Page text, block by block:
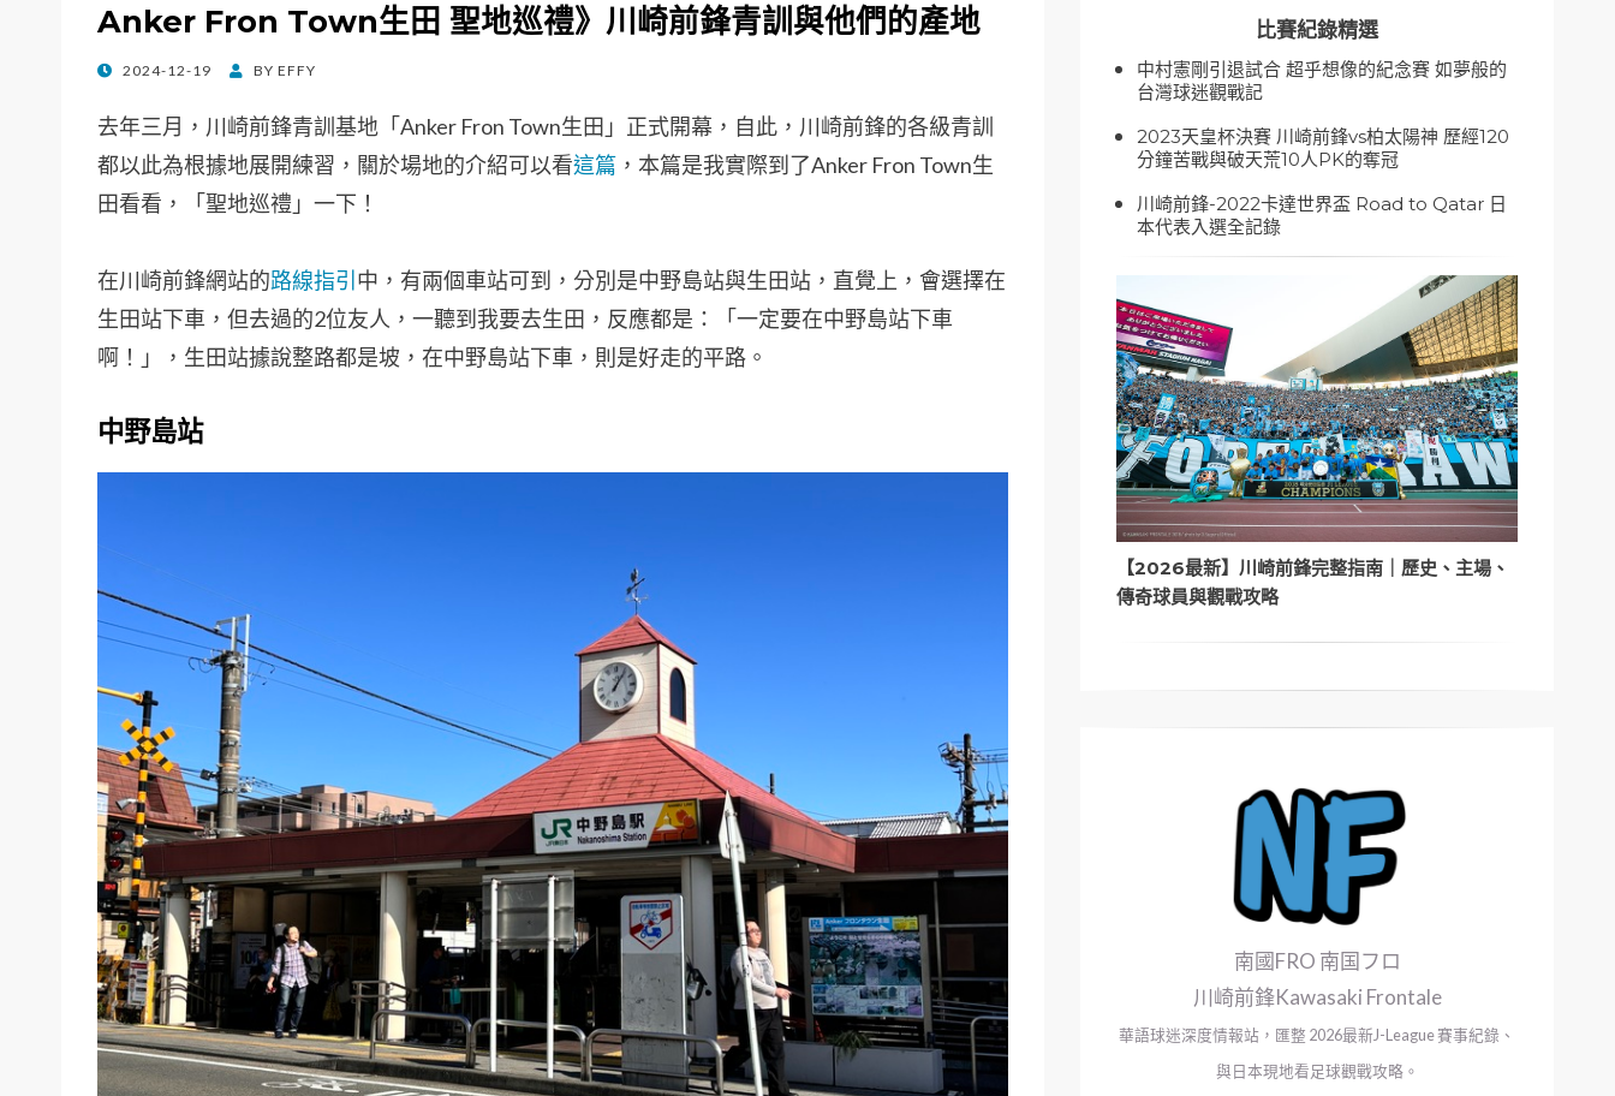
Anker Fron Town生田 聖地巡禮》川崎前鋒青訓與他們的產地
POSTED
2024-12-19 BY EFFY
去年三月，川崎前鋒青訓基地「Anker Fron Town生田」正式開幕，自此，川崎前鋒的各級青訓
都以此為根據地展開練習，關於場地的介紹可以看這篇 ，本篇是我實際到了Anker Fron Town生
田看看，「聖地巡禮」一下！
在川崎前鋒網站的路線指引中，有兩個車站可到，分別是中野島站與生田站，直覺上，會選擇在
生田站下車，但去過的2位友人，一聽到我要去生田，反應都是：「一定要在中野島站下車
啊！」，生田站據說整路都是坡，在中野島站下車，則是好走的平路。
中野島站
比賽紀錄精選
中村憲剛引退試合 超乎想像的紀念賽 如夢般的
台灣球迷觀戰記
2023天皇杯決賽 川崎前鋒vs柏太陽神 歷經120
分鐘苦戰與破天荒10人PK的奪冠
川崎前鋒-2022卡達世界盃 Road to Qatar 日
本代表入選全記錄
【2026最新】川崎前鋒完整指南｜歷史、主場、
傳奇球員與觀戰攻略
南國FRO 南国フロ
川崎前鋒Kawasaki Frontale
華語球迷深度情報站，匯整 2026最新J-League 賽事紀錄、
與日本現地看足球觀戰攻略。